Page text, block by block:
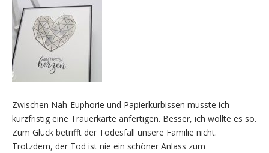
Zwischen Näh-Euphorie und Papierkürbissen musste ich
kurzfristig eine Trauerkarte anfertigen. Besser, ich wollte es so.
Zum Glück betrifft der Todesfall unsere Familie nicht.
Trotzdem, der Tod ist nie ein schöner Anlass zum